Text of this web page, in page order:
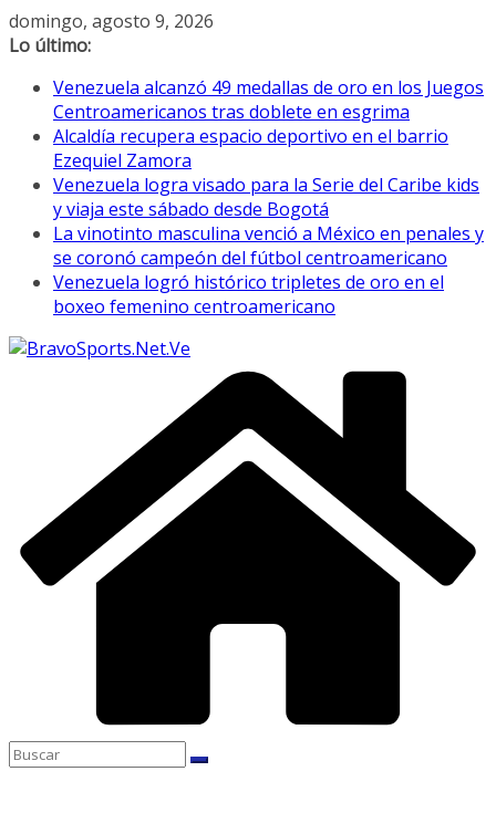
Saltar
al
domingo, agosto 9, 2026
Lo último:
Venezuela alcanzó 49 medallas de oro en los Juegos
Centroamericanos tras doblete en esgrima
Alcaldía recupera espacio deportivo en el barrio
Ezequiel Zamora
Venezuela logra visado para la Serie del Caribe kids
y viaja este sábado desde Bogotá
La vinotinto masculina venció a México en penales y
se coronó campeón del fútbol centroamericano
Venezuela logró histórico tripletes de oro en el
boxeo femenino centroamericano